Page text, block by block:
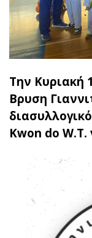
Την Κυριακή
Βρυση
Kwon do W.T.